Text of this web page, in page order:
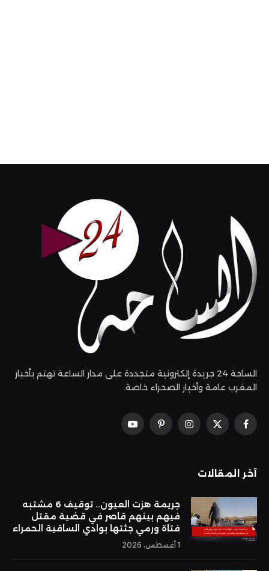
الساحة 24 جريدة إلكترونية متجددة على مدار الساعة تهتم بأخبار
المغرب عامة وأخبار الصحراء خاصة.
فيسبوك
X
الانستغرامبينتيريستيوتيوب
آخر المقالات
جريمة هزت العيون.. توقيف 6 مشتبه
فيهم بينهم قاصر في قضية مقتل
فتاة ورمي جثتها بوادي الساقية الحمراء
1 أغسطس، 2026